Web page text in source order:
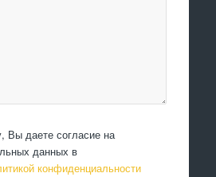
Вы даете согласие на
данных в
конфиденциальности